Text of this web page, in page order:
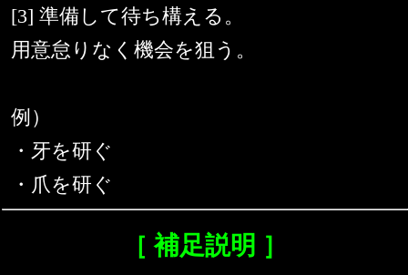
[3] 準備して待ち構える。
用意怠りなく機会を狙う。
例）
・牙を研ぐ
・爪を研ぐ
［ 補足説明 ］